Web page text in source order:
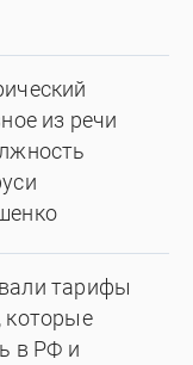
из речи
тарифы
которые
в РФ и